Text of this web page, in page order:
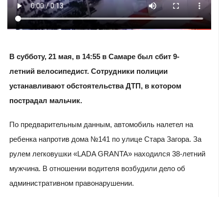
В субботу, 21 мая, в 14:55 в Самаре был сбит 9-
летний велосипедист. Сотрудники полиции
устанавливают обстоятельства ДТП, в котором
пострадал мальчик.
По предварительным данным, автомобиль налетел на
ребенка напротив дома №141 по улице Стара Загора. За
рулем легковушки «LADA GRANTA» находился 38-летний
мужчина. В отношении водителя возбудили дело об
административном правонарушении.